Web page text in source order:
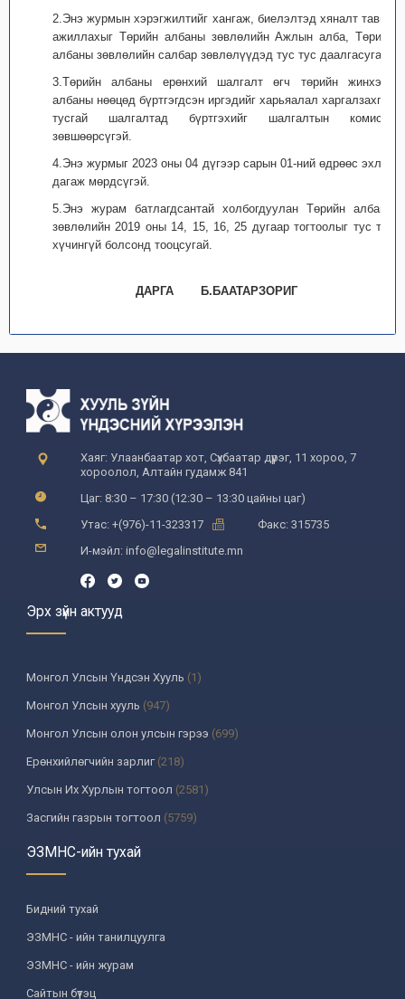
2.Энэ журмын хэрэгжилтийг хангаж, биелэлтэд хяналт тавьж
ажиллахыг Төрийн албаны зөвлөлийн Ажлын алба, Төрийн
албаны зөвлөлийн салбар зөвлөлүүдэд тус тус даалгасугай.
3.Төрийн албаны ерөнхий шалгалт өгч төрийн жинхэнэ
албаны нөөцөд бүртгэгдсэн иргэдийг харьяалал харгалзахгүй
тусгай шалгалтад бүртгэхийг шалгалтын комисст
зөвшөөрсүгэй.
4.Энэ журмыг 2023 оны 04 дүгээр сарын 01-ний өдрөөс эхлэн
дагаж мөрдсүгэй.
5.Энэ журам батлагдсантай холбогдуулан Төрийн албаны
зөвлөлийн 2019 оны 14, 15, 16, 25 дугаар тогтоолыг тус тус
хүчингүй болсонд тооцсугай.
ДАРГА Б.БААТАРЗОРИГ
Хаяг: Улаанбаатар хот, Сүхбаатар дүүрэг, 11 хороо, 7
хороолол, Алтайн гудамж 841
Цаг: 8:30 – 17:30 (12:30 – 13:30 цайны цаг)
Утас: +(976)-11-323317
Факс: 315735
И-мэйл: info@legalinstitute.mn
Эрх зүйн актууд
Монгол Улсын Үндсэн Хууль (1)
Монгол Улсын хууль (947)
Монгол Улсын олон улсын гэрээ (699)
Ерөнхийлөгчийн зарлиг(218)
Улсын Их Хурлын тогтоол (2581)
Засгийн газрын тогтоол (5759)
Үндсэн хуулийн цэцийн шийдвэр
Улсын дээд шүүхийн тогтоол
УИХ-аас томилогддог байгууллагын дарга, түүнтэй адилтгах албан
тушаалтны шийдвэр
Сайдын тушаал(987)
Засгийн газрын агентлагийн даргын тушаал
ЭЗМНС-ийн тухай
Бидний тухай
ЭЗМНС - ийн танилцуулга
ЭЗМНС - ийн журам
Сайтын бүтэц